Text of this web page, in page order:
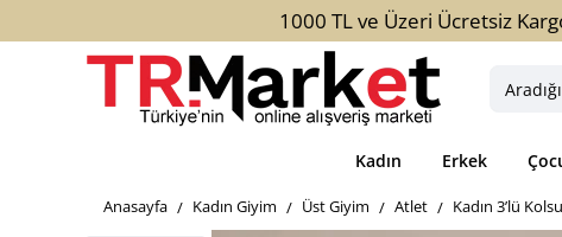
1000 TL ve Üzeri Ücretsiz
Aradığınız
yazınız
Kadın Erkek
homeKadın Giyim Üst Giyim Atlet Kadın 3’lü